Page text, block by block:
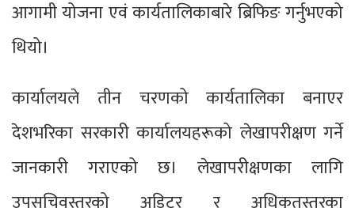
आगामी योजना एवं कार्यतालिकाबारे ब्रिफिङ गर्नुभएको
थियो।
कार्यालयले तीन चरणको कार्यतालिका बनाएर
देशभरिका सरकारी कार्यालयहरूको लेखापरीक्षण गर्ने
जानकारी गराएको छ। लेखापरीक्षणका लागि